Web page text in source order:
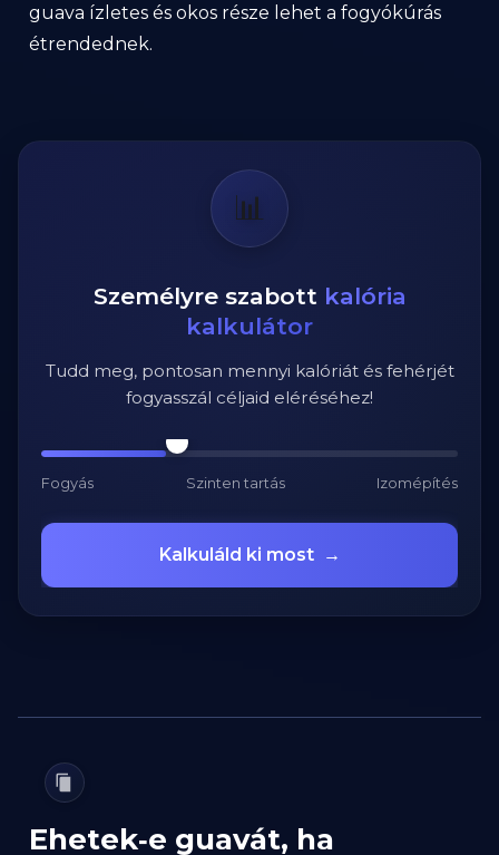
guava ízletes és okos része lehet a fogyókúrás
étrendednek.
📊
Személyre szabott kalória
kalkulátor
Tudd meg, pontosan mennyi kalóriát és fehérjét
fogyasszál céljaid eléréséhez!
Fogyás Szinten tartás Izomépítés
Kalkuláld ki most →
Ehetek‑e guavát, ha